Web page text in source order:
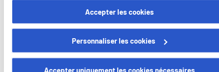
Vous avez la possibilité de retirer votre consentement à tout
moment en cliquant sur le lien "gestion des cookies" en bas
Certains de ces cookies sont strictement nécessaires au
fonctionnement du site. Notez que si vous désactivez des
Accepter les cookies
Personnaliser les cookies
Accepter uniquement les cookies nécessaires
Foyer Assurances